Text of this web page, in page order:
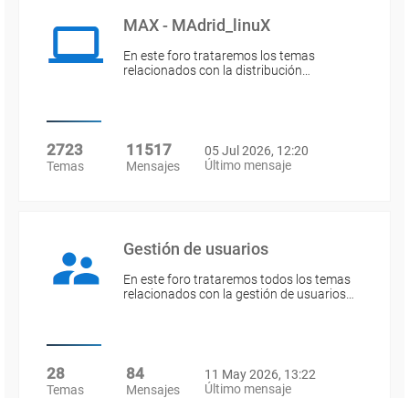
MAX - MAdrid_linuX
En este foro trataremos los temas
relacionados con la distribución…
2723
Temas
11517
Mensajes
05 Jul 2026, 12:20
Último mensaje
Gestión de usuarios
En este foro trataremos todos los temas
relacionados con la gestión de usuarios…
28
Temas
84
Mensajes
11 May 2026, 13:22
Último mensaje